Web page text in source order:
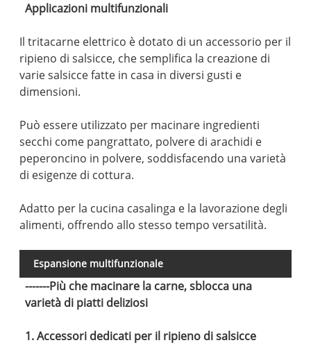
Applicazioni multifunzionali
Il tritacarne elettrico è dotato di un accessorio per il
ripieno di salsicce, che semplifica la creazione di
varie salsicce fatte in casa in diversi gusti e
dimensioni.
Può essere utilizzato per macinare ingredienti
secchi come pangrattato, polvere di arachidi e
peperoncino in polvere, soddisfacendo una varietà
di esigenze di cottura.
Adatto per la cucina casalinga e la lavorazione degli
alimenti, offrendo allo stesso tempo versatilità.
Espansione multifunzionale
-------Più che macinare la carne, sblocca una
varietà di piatti deliziosi
1. Accessori dedicati per il ripieno di salsicce